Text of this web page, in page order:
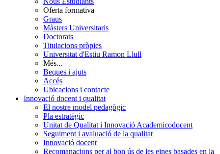
Oferta formativa
Graus
Màsters Universitaris
Doctorats
Titulacions pròpies
Universitat d'Estiu Ramon Llull
Més...
Beques i ajuts
Accés
Ubicacions i contacte
Innovació docent i qualitat
El nostre model pedagògic
Pla estratègic
Unitat de Qualitat i Innovació Academicodocent
Seguiment i avaluació de la qualitat
Innovació docent
Recomanacions per al bon ús de les eines basades en la